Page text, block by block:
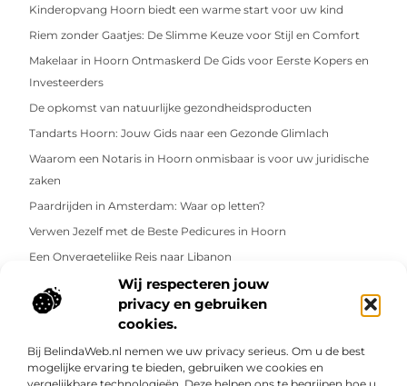
Wij respecteren jouw
privacy en gebruiken
cookies.
Bij BelindaWeb.nl nemen we uw privacy serieus. Om u de best
mogelijke ervaring te bieden, gebruiken we cookies en
Kinderopvang Hoorn biedt een warme start voor uw kind
Riem zonder Gaatjes: De Slimme Keuze voor Stijl en Comfort
Makelaar in Hoorn Ontmaskerd De Gids voor Eerste Kopers en
Investeerders
De opkomst van natuurlijke gezondheidsproducten
Tandarts Hoorn: Jouw Gids naar een Gezonde Glimlach
Waarom een Notaris in Hoorn onmisbaar is voor uw juridische
zaken
Paardrijden in Amsterdam: Waar op letten?
Verwen Jezelf met de Beste Pedicures in Hoorn
Een Onvergetelijke Reis naar Libanon
Rijschool Hoorn Brengt Drive naar de Gemeenschap
Benzineprijs Hoorn Ontcijferd: Wat Betekent het voor Jou en het
Hoe verzorg je een kleurentattoo anders dan een zwart-wit
tatoeage?